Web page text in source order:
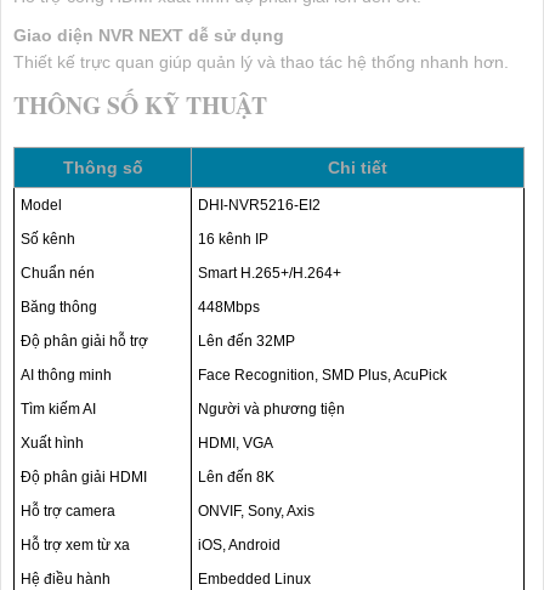
Giao diện NVR NEXT dễ sử dụng
Thiết kế trực quan giúp quản lý và thao tác hệ thống nhanh hơn.
THÔNG SỐ KỸ THUẬT
Thông số Chi tiết
Model
DHI-NVR5216-EI2
Số kênh
16 kênh IP
Chuẩn nén
Smart H.265+/H.264+
Băng thông
448Mbps
Độ phân giải hỗ trợ
Lên đến 32MP
AI thông minh
Face Recognition, SMD Plus, AcuPick
Tìm kiếm AI
Người và phương tiện
Xuất hình
HDMI, VGA
Độ phân giải HDMI
Lên đến 8K
Hỗ trợ camera
ONVIF, Sony, Axis
Hỗ trợ xem từ xa
iOS, Android
Hệ điều hành
Embedded Linux